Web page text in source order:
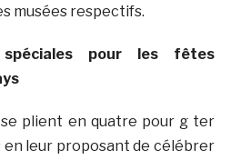
musées respectifs.
pour les fêtes
plient en quatre pour g ter
leur proposant de célébrer